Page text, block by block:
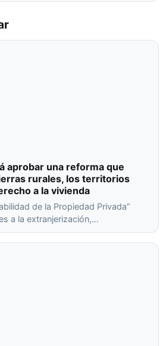
aprobar una reforma que
rurales, los territorios
a la vivienda
de la Propiedad Privada”
a la extranjerización,…